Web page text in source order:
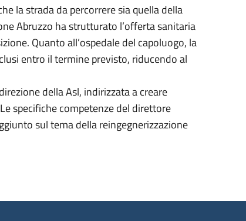
la strada da percorrere sia quella della
Abruzzo ha strutturato l’offerta sanitaria
Quanto all’ospedale del capoluogo, la
entro il termine previsto, riducendo al
della Asl, indirizzata a creare
specifiche competenze del direttore
sul tema della reingegnerizzazione